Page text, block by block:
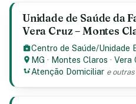
Unidade de Saúde da
Vera Cruz – Montes
Centro de Saúde/Unidade
MG · Montes Claros ·Vera
Atenção Domiciliar e outras